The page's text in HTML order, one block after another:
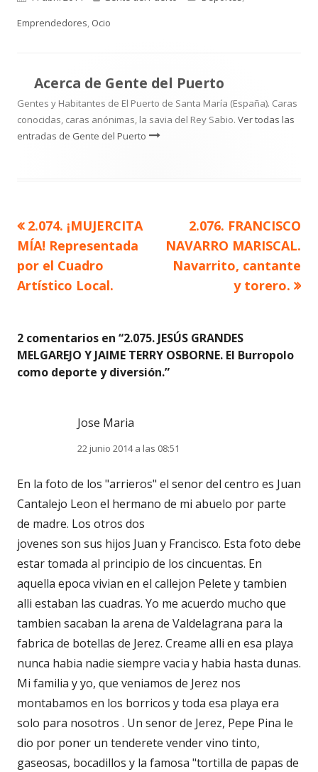
el
Emprendedores, Ocio
Acerca de Gente del Puerto
Gentes y Habitantes de El Puerto de Santa María (España). Caras
conocidas, caras anónimas, la savia del Rey Sabio. Ver todas las
entradas de Gente del Puerto
Navegación
de
entradas
Artículo
anterior
2.074. ¡MUJERCITA
MÍA! Representada
por el Cuadro
Artístico Local.
Artículo
siguiente
2.076. FRANCISCO
NAVARRO MARISCAL.
Navarrito, cantante
y torero.
2 comentarios en “2.075. JESÚS GRANDES
MELGAREJO Y JAIME TERRY OSBORNE. El Burropolo
como deporte y diversión.”
Jose Maria
22 junio 2014 a las 08:51
En la foto de los "arrieros" el senor del centro es Juan
Cantalejo Leon el hermano de mi abuelo por parte
de madre. Los otros dos
jovenes son sus hijos Juan y Francisco. Esta foto debe
estar tomada al principio de los cincuentas. En
aquella epoca vivian en el callejon Pelete y tambien
alli estaban las cuadras. Yo me acuerdo mucho que
tambien sacaban la arena de Valdelagrana para la
fabrica de botellas de Jerez. Creame alli en esa playa
nunca habia nadie siempre vacia y habia hasta dunas.
Mi familia y yo, que veniamos de Jerez nos
montabamos en los borricos y toda esa playa era
solo para nosotros . Un senor de Jerez, Pepe Pina le
dio por poner un tenderete vender vino tinto,
gaseosas, bocadillos y la famosa "tortilla de papas de